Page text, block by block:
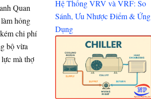
Quan
hỏng
chi phí
bộ vừa
mà thợ
Hệ Thống VRV và VRF: So
Sánh, Ưu Nhược Điểm & Ứng
Dụng